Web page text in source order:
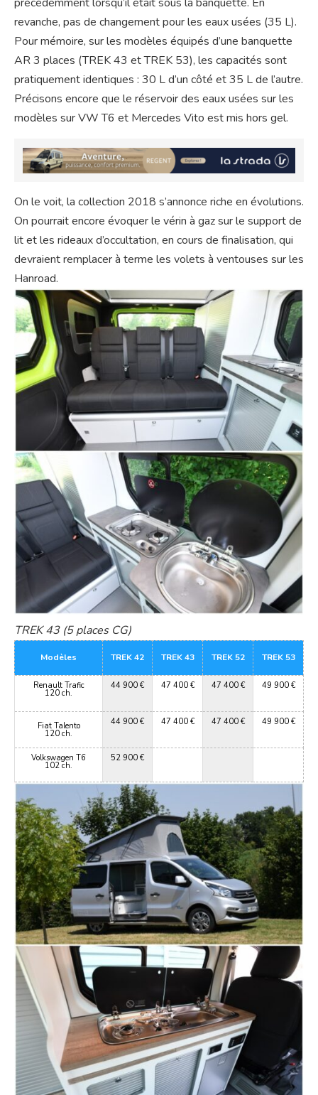
revanche, pas de changement pour les eaux usées (35 L).
Pour mémoire, sur les modèles équipés d’une banquette
AR 3 places (TREK 43 et TREK 53), les capacités sont
pratiquement identiques : 30 L d’un côté et 35 L de l’autre.
Précisons encore que le réservoir des eaux usées sur les
modèles sur VW T6 et Mercedes Vito est mis hors gel.
On le voit, la collection 2018 s’annonce riche en évolutions.
On pourrait encore évoquer le vérin à gaz sur le support de
lit et les rideaux d’occultation, en cours de finalisation, qui
devraient remplacer à terme les volets à ventouses sur les
Hanroad.
TREK 43 (5 places CG)
Modèles TREK 42 TREK 43 TREK 52 TREK 53
Renault Trafic
120 ch.
44 900 € 47 400 € 47 400 € 49 900 €
Fiat Talento
120 ch.
44 900 € 47 400 € 47 400 € 49 900 €
Volkswagen T6
102 ch.
52 900 €